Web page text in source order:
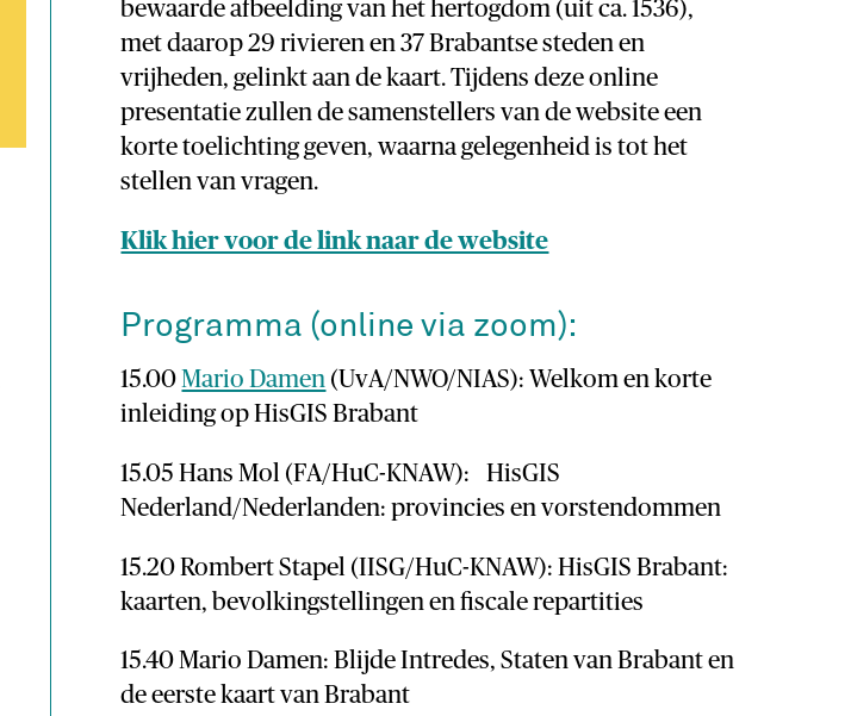
bewaarde afbeelding van het hertogdom (uit ca. 1536),
met daarop 29 rivieren en 37 Brabantse steden en
vrijheden, gelinkt aan de kaart. Tijdens deze online
presentatie zullen de samenstellers van de website een
korte toelichting geven, waarna gelegenheid is tot het
stellen van vragen.
Klik hier voor de link naar de website
Programma (online via zoom):
15.00Mario Damen (UvA/NWO/NIAS): Welkom en korte
inleiding op HisGIS Brabant
15.05 Hans Mol (FA/HuC-KNAW): HisGIS
Nederland/Nederlanden: provincies en vorstendommen
15.20 Rombert Stapel (IISG/HuC-KNAW): HisGIS Brabant:
kaarten, bevolkingstellingen en fiscale repartities
15.40 Mario Damen: Blijde Intredes, Staten van Brabant en
de eerste kaart van Brabant